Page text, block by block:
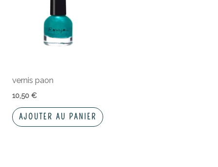
vernis paon
10,50€
AJOUTER AU PANIER